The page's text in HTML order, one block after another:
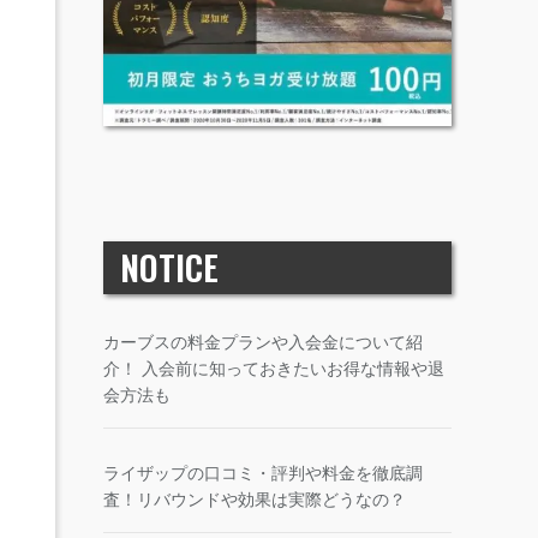
NOTICE
カーブスの料金プランや入会金について紹
介！ 入会前に知っておきたいお得な情報や退
会方法も
ライザップの口コミ・評判や料金を徹底調
査！リバウンドや効果は実際どうなの？